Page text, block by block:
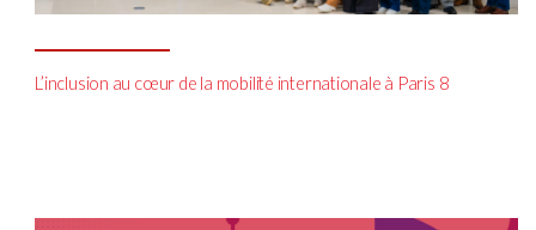
L’inclusion au cœur de la mobilité internationale à Paris 8